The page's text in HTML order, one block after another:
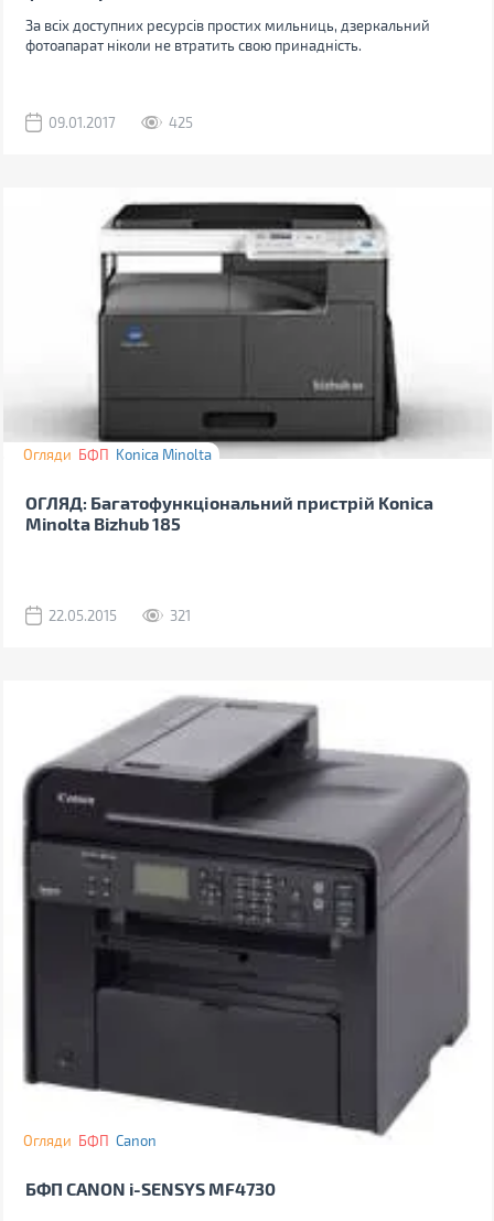
За всіх доступних ресурсів простих мильниць, дзеркальний
фотоапарат ніколи не втратить свою принадність.
09.01.2017 425
Огляди БФП Konica Minolta
ОГЛЯД: Багатофункціональний пристрій Konica
Minolta Bizhub 185
22.05.2015 321
Огляди БФП Canon
БФП CANON i-SENSYS MF4730